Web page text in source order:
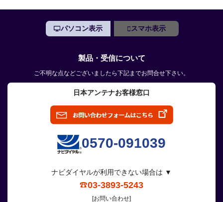
パソコン表示 スマホ表示
製品・受信について
ご不明な点などございましたら下記までお問合せ下さい。
日本アンテナお客様窓口
0570-091039
ナビダイヤルが利用できない場合は ▼
03-3893-5243
[お問い合わせ]